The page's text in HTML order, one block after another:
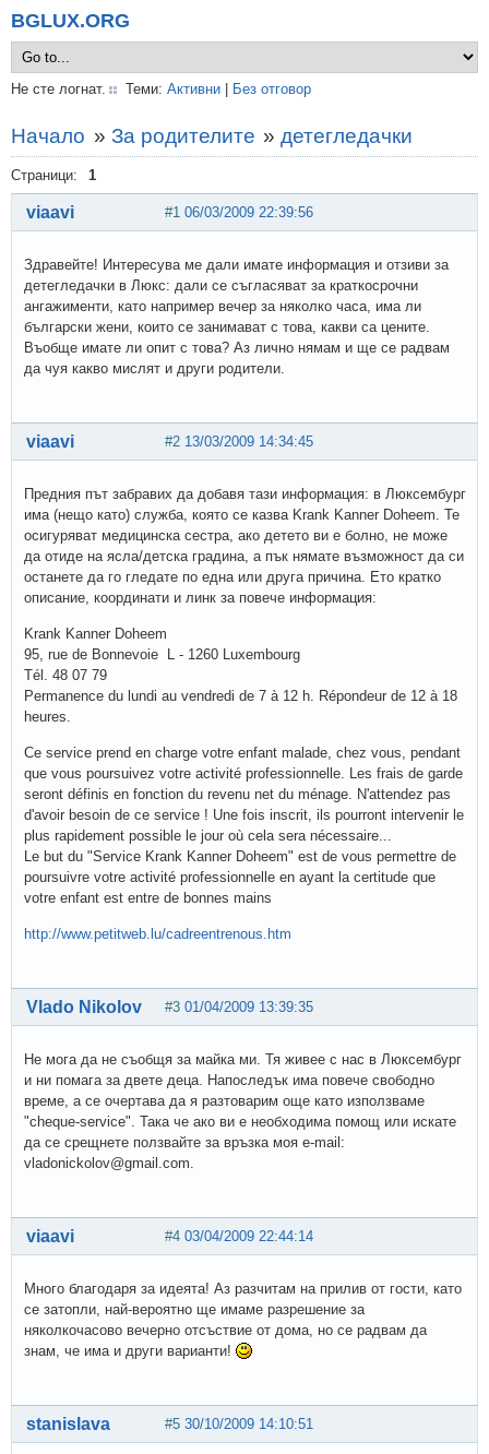
BGLUX.ORG
Не сте логнат. Теми: Активни Без отговор
Начало » За родителите »детегледачки
Страници: 1
#1 06/03/2009 22:39:56
viaavi
Здравейте! Интересува ме дали имате информация и отзиви за
детегледачки в Люкс: дали се съгласяват за краткосрочни
ангажименти, като например вечер за няколко часа, има ли
български жени, които се занимават с това, какви са цените.
Въобще имате ли опит с това? Аз лично нямам и ще се радвам
да чуя какво мислят и други родители.
#2 13/03/2009 14:34:45
viaavi
Предния път забравих да добавя тази информация: в Люксембург
има (нещо като) служба, която се казва Krank Kanner Doheem. Те
осигуряват медицинска сестра, ако детето ви е болно, не може
да отиде на ясла/детска градина, а пък нямате възможност да си
останете да го гледате по една или друга причина. Ето кратко
описание, координати и линк за повече информация:
Krank Kanner Doheem
95, rue de Bonnevoie L - 1260 Luxembourg
Tél. 48 07 79
Permanence du lundi au vendredi de 7 à 12 h. Répondeur de 12 à 18
heures.
Ce service prend en charge votre enfant malade, chez vous, pendant
que vous poursuivez votre activité professionnelle. Les frais de garde
seront définis en fonction du revenu net du ménage. N'attendez pas
d'avoir besoin de ce service ! Une fois inscrit, ils pourront intervenir le
plus rapidement possible le jour où cela sera nécessaire...
Le but du "Service Krank Kanner Doheem" est de vous permettre de
poursuivre votre activité professionnelle en ayant la certitude que
votre enfant est entre de bonnes mains
http://www.petitweb.lu/cadreentrenous.htm
#3 01/04/2009 13:39:35
Vlado Nikolov
Не мога да не съобщя за майка ми. Тя живее с нас в Люксембург
и ни помага за двете деца. Напоследък има повече свободно
време, а се очертава да я разтоварим още като използваме
"cheque-service". Така че ако ви е необходима помощ или искате
да се срещнете ползвайте за връзка моя e-mail:
vladonickolov@gmail.com.
#4 03/04/2009 22:44:14
viaavi
Много благодаря за идеята! Аз разчитам на прилив от гости, като
се затопли, най-вероятно ще имаме разрешение за
няколкочасово вечерно отсъствие от дома, но се радвам да
знам, че има и други варианти!
#5 30/10/2009 14:10:51
stanislava